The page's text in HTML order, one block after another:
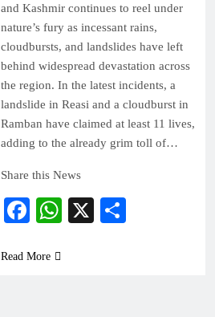
and Kashmir continues to reel under
nature’s fury as incessant rains,
cloudbursts, and landslides have left
behind widespread devastation across
the region. In the latest incidents, a
landslide in Reasi and a cloudburst in
Ramban have claimed at least 11 lives,
adding to the already grim toll of…
Share this News
Facebook
WhatsApp
X
Read More